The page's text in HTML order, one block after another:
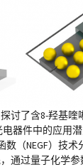
讨了含8-羟基喹
电器件中的应用
数（NEGF）技
通过量子化学